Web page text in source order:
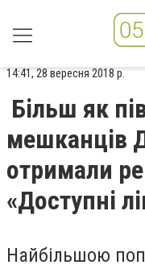
14:41, 28 вересня 2018 р.
Більш як
мешканців
отримали
«Доступні
Найбільшою